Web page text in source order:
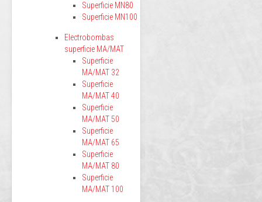
Superficie MN80
Superficie MN100
Electrobombas
superficie MA/MAT
Superficie
MA/MAT 32
Superficie
MA/MAT 40
Superficie
MA/MAT 50
Superficie
MA/MAT 65
Superficie
MA/MAT 80
Superficie
MA/MAT 100